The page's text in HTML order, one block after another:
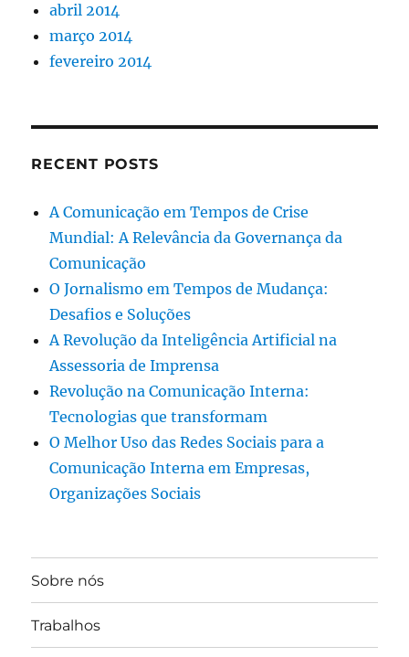
abril 2014
março 2014
fevereiro 2014
RECENT POSTS
A Comunicação em Tempos de Crise
Mundial: A Relevância da Governança da
Comunicação
O Jornalismo em Tempos de Mudança:
Desafios e Soluções
A Revolução da Inteligência Artificial na
Assessoria de Imprensa
Revolução na Comunicação Interna:
Tecnologias que transformam
O Melhor Uso das Redes Sociais para a
Comunicação Interna em Empresas,
Organizações Sociais
Sobre nós
Trabalhos